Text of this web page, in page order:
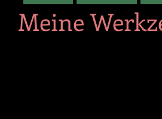
Meine